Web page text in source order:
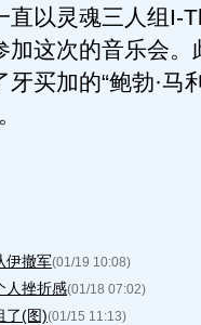
直以灵魂三人组I-
加这次的音乐会。
买加的“鲍勃·马
伊撤军(01/19 10:08)
人挫折感(01/18 07:02)
了(图)(01/15 11:13)